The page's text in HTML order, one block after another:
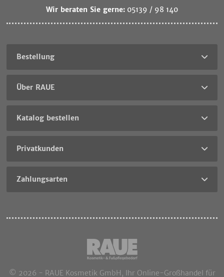
Wir beraten Sie gerne: 05139 / 98 140
Bestellung
Über RAUE
Katalog bestellen
Privatkunden
Zahlungsarten
© 2026 - RAUE Kosmetik GmbH, Ihr Online-Großhandel für